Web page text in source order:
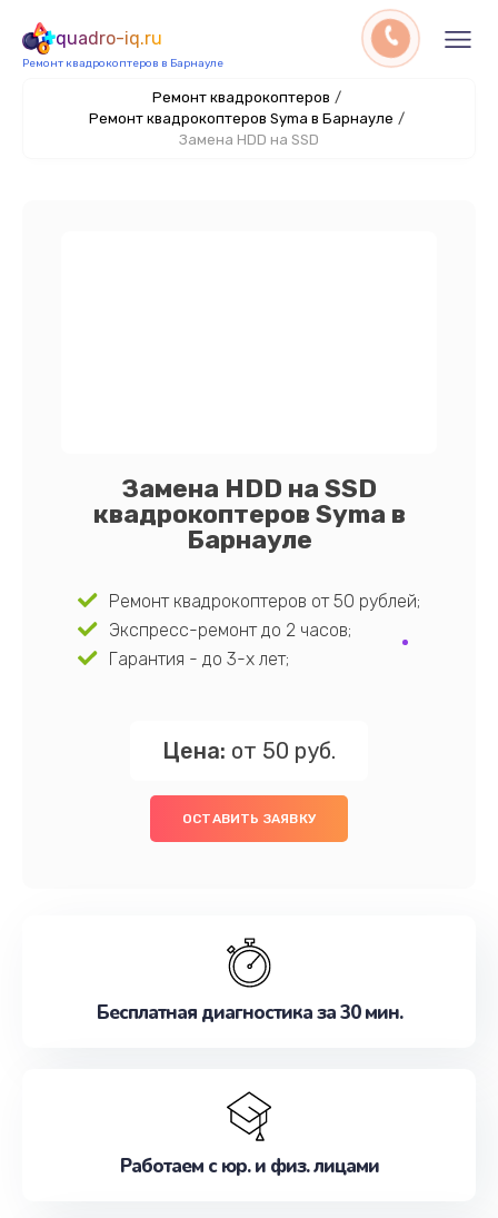
quadro-iq.ru
Ремонт квадрокоптеров в Барнауле
Ремонт квадрокоптеров /
Ремонт квадрокоптеров Syma в Барнауле /
Замена HDD на SSD
Замена HDD на SSD
квадрокоптеров Syma в
Барнауле
Ремонт квадрокоптеров от 50 рублей;
Экспресс-ремонт до 2 часов;
Гарантия - до 3-х лет;
Цена: от 50 руб.
ОСТАВИТЬ ЗАЯВКУ
Бесплатная диагностика за 30 мин.
Работаем с юр. и физ. лицами